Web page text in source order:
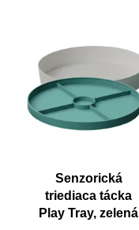
Senzorická
triediaca tácka
Play Tray, zelená